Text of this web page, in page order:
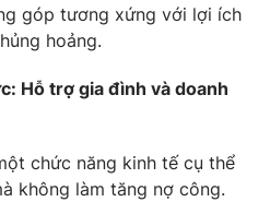
- 024.38 355 932
897 897
góp tương xứng với lợi ích
hoảng.
Hỗ trợ gia đình và doanh
chức năng kinh tế cụ thể
không làm tăng nợ công.